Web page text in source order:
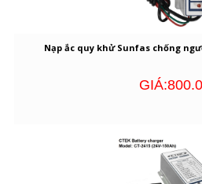
Nạp ắc quy khử Sunfas chống